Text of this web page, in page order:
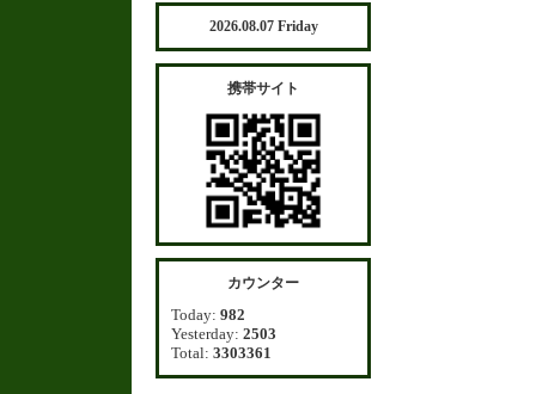
2026.08.07 Friday
携帯サイト
カウンター
Today: 982
Yesterday: 2503
Total: 3303361